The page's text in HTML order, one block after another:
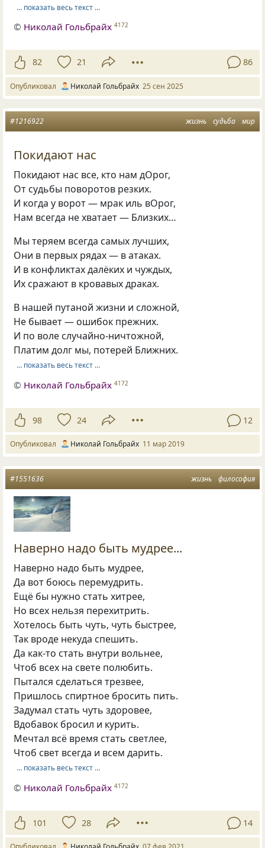
… показать весь текст …
© Николай Гольбрайх 4172
82 21 86
Опубликовал Николай Гольбрайх 25 сен 2025
жизнь судьба мир
#1216922
Покидают нас
Покидают нас все, кто нам дОрог,
От судьбы поворотов резких.
И когда у ворот — мрак иль вОрог,
Нам всегда не хватает — Близких…
Мы теряем всегда самых лучших,
Они в первых рядах — в атаках.
И в конфликтах далёких и чуждых,
Их сражают в кровавых драках.
В нашей путаной жизни и сложной,
Не бывает — ошибок прежних.
И по воле случайно-ничтожной,
Платим долг мы, потерей Ближних.
… показать весь текст …
© Николай Гольбрайх 4172
98 24 12
Опубликовал Николай Гольбрайх 11 мар 2019
жизнь философия
#1551636
Наверно надо быть мудрее...
Наверно надо быть мудрее,
Да вот боюсь перемудрить.
Ещё бы нужно стать хитрее,
Но всех нельзя перехитрить.
Хотелось быть чуть, чуть быстрее,
Так вроде некуда спешить.
Да как-то стать внутри вольнее,
Чтоб всех на свете полюбить.
Пытался сделаться трезвее,
Пришлось спиртное бросить пить.
Задумал стать чуть здоровее,
Вдобавок бросил и курить.
Мечтал всё время стать светлее,
Чтоб свет всегда и всем дарить.
… показать весь текст …
© Николай Гольбрайх 4172
101 28 14